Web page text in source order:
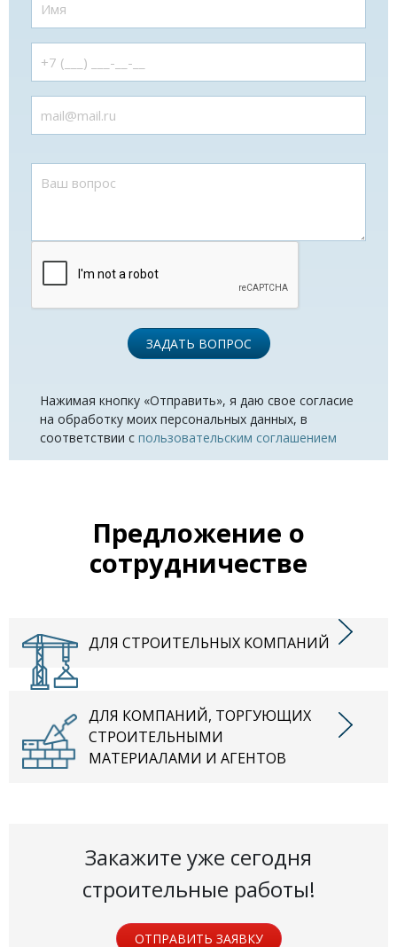
ЗАДАТЬ ВОПРОС
Нажимая кнопку «Отправить», я даю свое согласие
на обработку моих персональных данных, в
соответствии с пользовательским соглашением
Предложение о
сотрудничестве
ДЛЯ СТРОИТЕЛЬНЫХ КОМПАНИЙ
ДЛЯ КОМПАНИЙ, ТОРГУЮЩИХ
СТРОИТЕЛЬНЫМИ
МАТЕРИАЛАМИ И АГЕНТОВ
Закажите уже сегодня
строительные работы!
ОТПРАВИТЬ ЗАЯВКУ